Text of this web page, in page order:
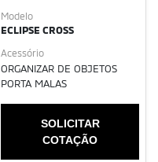
Modelo
ECLIPSE CROSS
Acessório
ORGANIZAR DE OBJETOS
PORTA MALAS
SOLICITAR
COTAÇÃO